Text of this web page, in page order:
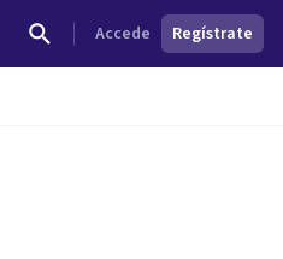
Accede Regístrate